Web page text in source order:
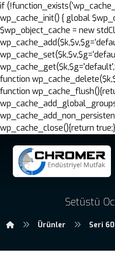
if
wp_cache_init() { global
$wp_object_cache = new
function
function
wp_cache_close(){return
Setüstü
Ürünler Seri